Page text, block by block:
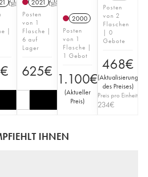
T
|
€
2021 T
Posten
von 1
Flasche |
6 auf
Lager
625€
2000
Posten
von 1
Flasche |
1 Gebot
1.100€
(Aktueller
Preis)
Posten
von 2
Flaschen
| 0
Gebote
468€
(Aktualisierung
des Preises)
Preis pro Einheit
234€
IHNEN